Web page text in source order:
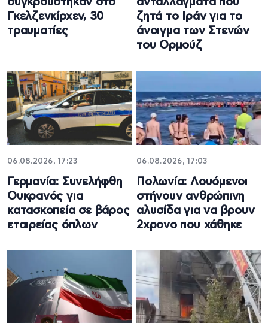
Γκελζενκίρχεν, 30
τραυματίες
ζητά το Ιράν για το
άνοιγμα των Στενών
του Ορμούζ
06.08.2026, 17:23
Γερμανία: Συνελήφθη
Ουκρανός για
κατασκοπεία σε βάρος
εταιρείας όπλων
06.08.2026, 17:03
Πολωνία: Λουόμενοι
στήνουν ανθρώπινη
αλυσίδα για να βρουν
2χρονο που χάθηκε